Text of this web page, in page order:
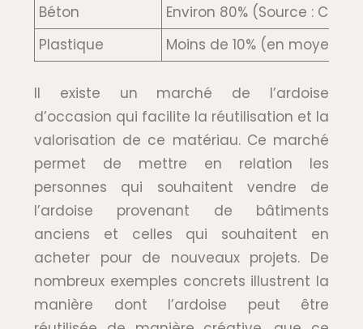
Béton
Environ 80% (Source : CERIB)
Plastique
Moins de 10% (en
Il existe un marché de l’ardoise
d’occasion qui facilite la réutilisation et la
valorisation de ce matériau. Ce marché
permet de mettre en relation les
personnes qui souhaitent vendre de
l’ardoise provenant de bâtiments
anciens et celles qui souhaitent en
acheter pour de nouveaux projets. De
nombreux exemples concrets illustrent la
manière dont l’ardoise peut être